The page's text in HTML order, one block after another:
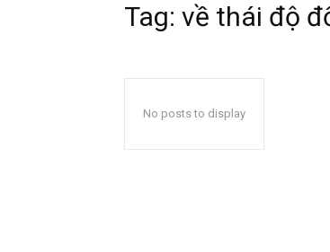
Tag: về thái độ
No posts to display